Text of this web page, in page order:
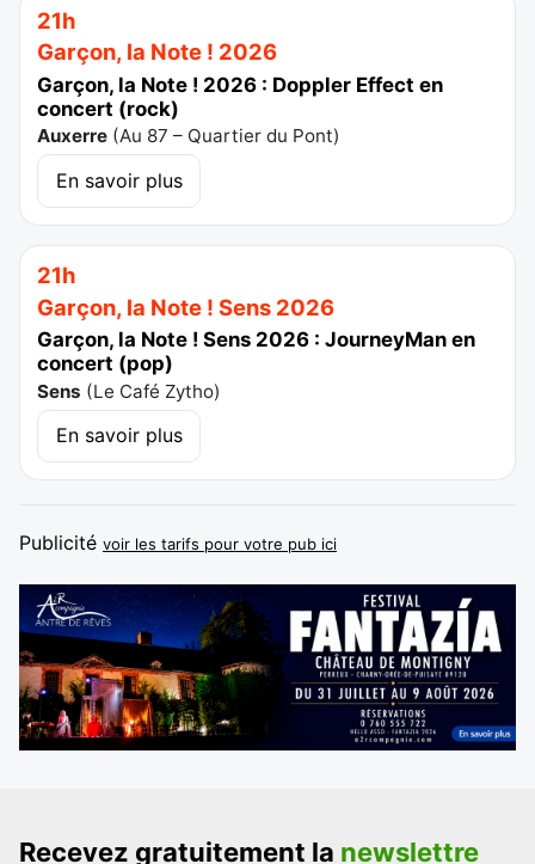
21h
Garçon, la Note ! 2026
Garçon, la Note ! 2026 : Doppler Effect en
concert (rock)
Auxerre (Au 87 – Quartier du Pont)
En savoir plus
21h
Garçon, la Note ! Sens 2026
Garçon, la Note ! Sens 2026 : JourneyMan en
concert (pop)
Sens (Le Café Zytho)
En savoir plus
Publicité voir les tarifs pour votre pub ici
Recevez gratuitement la newslettre